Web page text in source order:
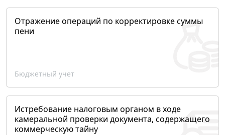
Отражение операций по корректировке суммы
пени
Бюджетный учет
Истребование налоговым органом в ходе
камеральной проверки документа, содержащего
коммерческую тайну